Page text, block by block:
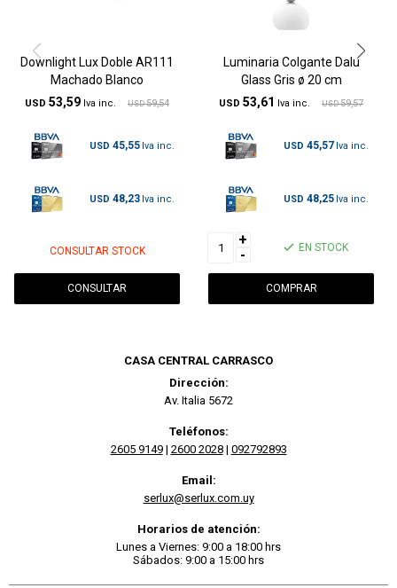
Downlight Lux Doble AR111
Machado Blanco
USD 53,59 USD 59,54
USD 45,55
USD 48,23
CONSULTAR STOCK
CONSULTAR
Luminaria Colgante Dalu
Glass Gris ø 20 cm
USD 53,61 USD 59,57
USD 45,57
USD 48,25
+
-
EN STOCK
CASA CENTRAL CARRASCO
Dirección:
Av. Italia 5672
Teléfonos:
2605 9149| 2600 2028| 092792893
Email:
serlux@serlux.com.uy
Horarios de atención:
Lunes a Viernes: 9:00 a 18:00 hrs
Sábados: 9:00 a 15:00 hrs